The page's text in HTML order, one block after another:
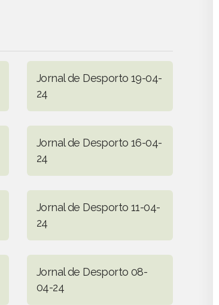
Jornal de Desporto 19-04-
24
Jornal de Desporto 16-04-
24
Jornal de Desporto 11-04-
24
Jornal de Desporto 08-
04-24